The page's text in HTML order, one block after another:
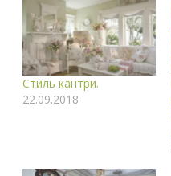
Стиль кантри.
22.09.2018